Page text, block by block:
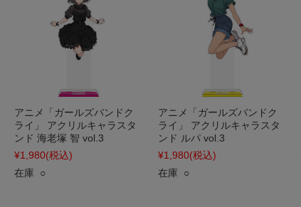
アニメ「ガールズバンドク
ライ」 アクリルキャラスタ
ンド 海老塚 智 vol.3
¥1,980(税込)
在庫 ○
アニメ「ガールズバンドク
ライ」 アクリルキャラスタ
ンド ルパ vol.3
¥1,980(税込)
在庫 ○